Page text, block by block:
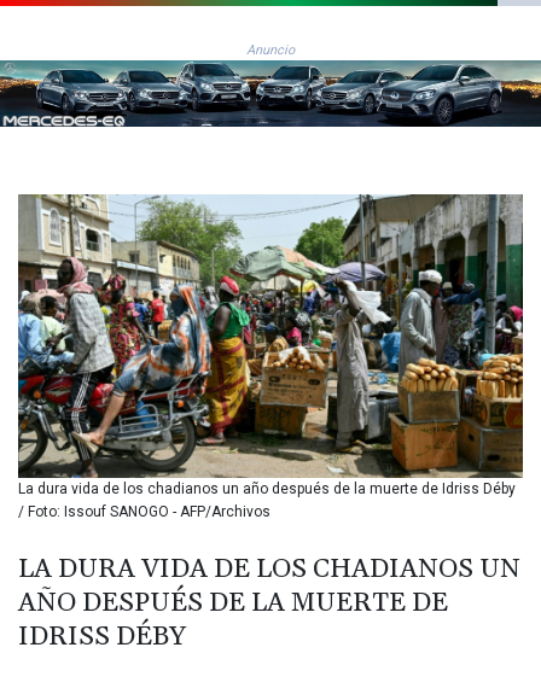
AZN 1.97002
BAM 1.955776
BBD 2.321671
BDT 142.688227
BMD 1.156136
BND 1.477082
BOB 13.69983
BRL 5.876989
BSD 1.152686
BTN 109.688637
BWP 15.558807
BYN 3.432357
BYR 22660.258427
BZD 2.318271
CAD 1.61333
CDF 2615.761404
CHF 0.934181
CLP 1056.199727
CNY 7.801146
Anuncio
La dura vida de los chadianos un año después de la muerte de Idriss Déby
/ Foto: Issouf SANOGO - AFP/Archivos
LA DURA VIDA DE LOS CHADIANOS UN
AÑO DESPUÉS DE LA MUERTE DE
IDRISS DÉBY